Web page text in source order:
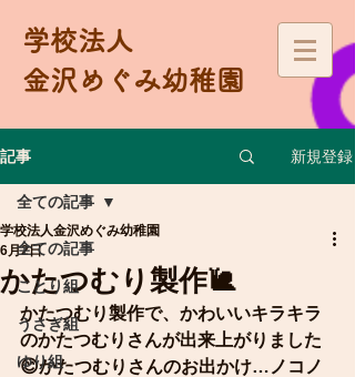
学校法人
金沢めぐみ幼稚園
記事 新規登録
全ての記事
ことり組
うさぎ組
ゆり組
全ての記事
かたつむり製作🐌
学校法人金沢めぐみ幼稚園
6月2日
かたつむり製作で、かわいいキラキラ
のかたつむりさんが出来上がりました
😊かたつむりさんのお出かけ…ノコノ